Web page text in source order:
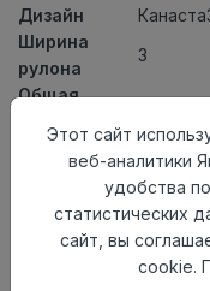
Дизайн
Ширина
рулона
3
Общая
Толщина
защитного
0,60мм
Актуальность
Страна
происхождения
Россия
Этот сайт
веб-аналитики
удобства
статистических
сайт, вы
cookie.